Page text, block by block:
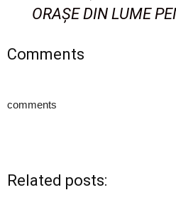
ORAȘE DIN LUME
Comments
comments
Related posts: